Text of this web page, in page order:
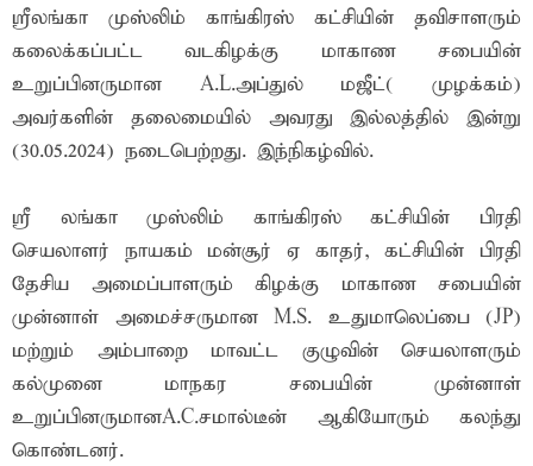
ஸ்ரீலங்கா முஸ்லிம் காங்கிரஸ் கட்சியின் தவிசாளரும்
கலைக்கப்பட்ட வடகிழக்கு மாகாண சபையின்
உறுப்பினருமான A.L.அப்துல் மஜீட்( முழக்கம்)
அவர்களின் தலைமையில் அவரது இல்லத்தில் இன்று
(30.05.2024) நடைபெற்றது. இந்நிகழ்வில்.
ஸ்ரீ லங்கா முஸ்லிம் காங்கிரஸ் கட்சியின் பிரதி
செயலாளர் நாயகம் மன்சூர் ஏ காதர், கட்சியின் பிரதி
தேசிய அமைப்பாளரும் கிழக்கு மாகாண சபையின்
முன்னாள் அமைச்சருமான M.S. உதுமாலெப்பை (JP)
மற்றும் அம்பாறை மாவட்ட குழுவின் செயலாளரும்
கல்முனை மாநகர சபையின் முன்னாள்
உறுப்பினருமானA.C.சமால்டீன் ஆகியோரும் கலந்து
கொண்டனர்.